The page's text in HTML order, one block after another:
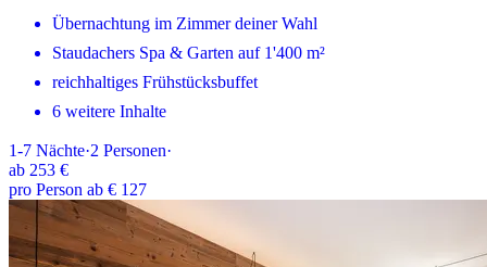
Übernachtung im Zimmer deiner Wahl
Staudachers Spa & Garten auf 1'400 m²
reichhaltiges Frühstücksbuffet
6 weitere Inhalte
1-7 Nächte·2 Personen·
ab 253 €
pro Person ab € 127